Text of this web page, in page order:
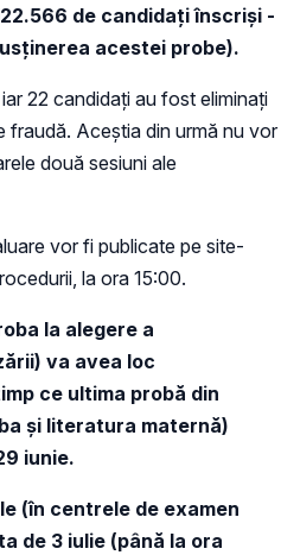
de candidați înscriși -
acestei probe).
22 candidați au fost eliminați
fraudă. Aceștia din urmă nu vor
două sesiuni ale
vor fi publicate pe site-
la ora 15:00.
la alegere a
va avea loc
ce ultima probă din
și literatura maternă)
iunie.
(în centrele de examen
de 3 iulie (până la ora